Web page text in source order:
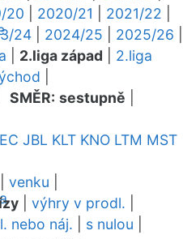
20 2020/21 2021/22
24 2024/25 2025/26
2.liga západ
2.liga
SMĚR: sestupně
JBL KLT KNO LTM MST
venku
výhry v prodl.
nebo náj. s nulou